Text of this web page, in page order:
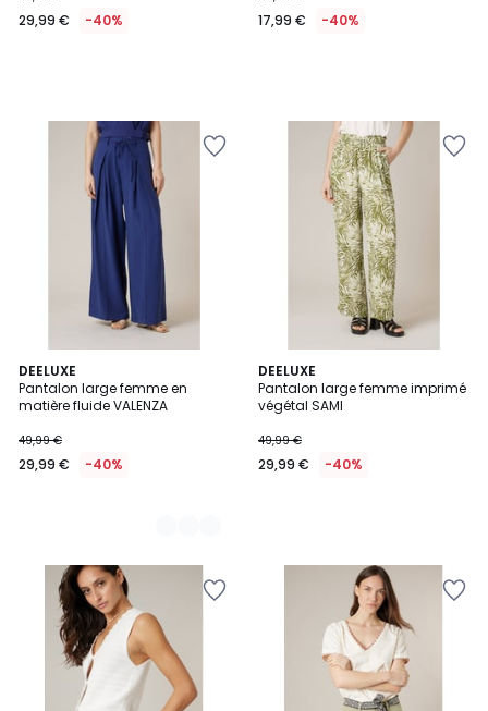
au
réduction
appliquée.
29,99 € -40% 17,99 € -40%
DEELUXE
Pantalon large femme en
matière fluide VALENZA
49,99 €
29,99 € -40%
3
Couleurs
DEELUXE
Pantalon large femme imprimé
végétal SAMI
49,99 €
29,99 € -40%